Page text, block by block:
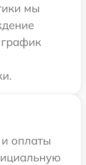
мы
график
оплаты